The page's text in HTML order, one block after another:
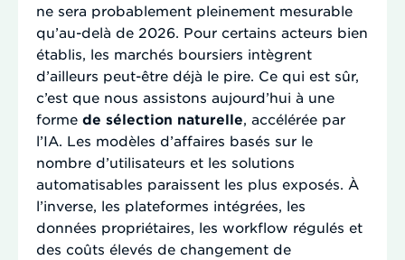
ne sera probablement pleinement mesurable
qu’au-delà de 2026. Pour certains acteurs bien
établis, les marchés boursiers intègrent
d’ailleurs peut-être déjà le pire. Ce qui est sûr,
c’est que nous assistons aujourd’hui à une
forme de sélection naturelle , accélérée par
l’IA. Les modèles d’affaires basés sur le
nombre d’utilisateurs et les solutions
automatisables paraissent les plus exposés. À
l’inverse, les plateformes intégrées, les
données propriétaires, les workflow régulés et
des coûts élevés de changement de